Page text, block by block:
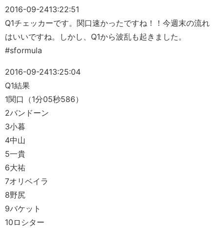
2016-09-2413:22:51
Q1チェッカーです。関口速かったですね！！今週末の流れ
はいいですね。しかし、Q1から波乱も起きました。
#sformula
2016-09-2413:25:04
Q1結果
1関口（1分05秒586）
2バンドーン
3小暮
4中山
5一貴
6大祐
7オリベイラ
8野尻
9バケット
10ロシター